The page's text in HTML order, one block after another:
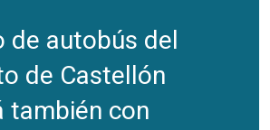
de autobús del
de Castellón
también con